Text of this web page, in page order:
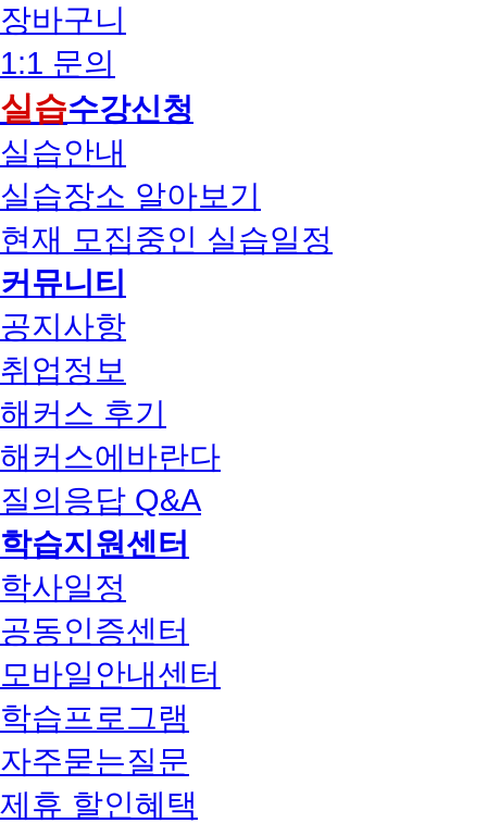
장바구니
1:1 문의
실습수강신청
실습안내
실습장소 알아보기
현재 모집중인 실습일정
커뮤니티
공지사항
취업정보
해커스 후기
해커스에바란다
질의응답 Q&A
학습지원센터
학사일정
공동인증센터
모바일안내센터
학습프로그램
자주묻는질문
제휴 할인혜택